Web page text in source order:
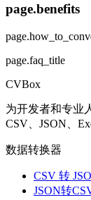
page.benefits
page.faq_title
CVBox
为开发者和专业
CSV、JSON、
数据转换器
CSV 转
JSON转